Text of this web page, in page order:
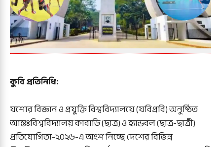
কুবি প্রতিনিধি:
যশোর বিজ্ঞান ও প্রযুক্তি বিশ্ববিদ্যালয়ে (যবিপ্রবি) অনুষ্ঠিত
আন্তঃবিশ্ববিদ্যালয় কাবাডি (ছাত্র) ও হ্যান্ডবল (ছাত্র-ছাত্রী)
প্রতিযোগিতা-২০২৬-এ অংশ নিচ্ছে দেশের বিভিন্ন